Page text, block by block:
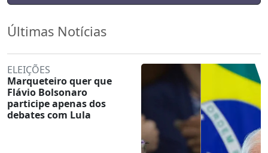
Últimas Notícias
ELEIÇÕES
Marqueteiro quer que
Flávio Bolsonaro
participe apenas dos
debates com Lula